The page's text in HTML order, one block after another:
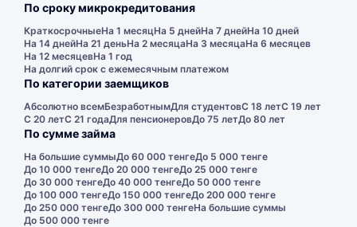
По сроку микрокредитования
КраткосрочныеНа 1 месяцНа 5 днейНа 7 днейНа 10 дней
На 14 днейНа 21 деньНа 2 месяцаНа 3 месяцаНа 6 месяцев
На 12 месяцевНа 1 год
На долгий срок с ежемесячным платежом
По категории заемщиков
Абсолютно всемБезработнымДля студентовС 18 летС 19 лет
С 20 летС 21 годаДля пенсионеровДо 75 летДо 80 лет
По сумме займа
На большие суммыДо 60 000 тенгеДо 5 000 тенге
До 10 000 тенгеДо 20 000 тенгеДо 25 000 тенге
До 30 000 тенгеДо 40 000 тенгеДо 50 000 тенге
До 100 000 тенгеДо 150 000 тенгеДо 200 000 тенге
До 250 000 тенгеДо 300 000 тенгеНа большие суммы
До 500 000 тенге